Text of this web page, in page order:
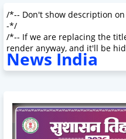
/*-- Don't show description
-*/
/*-- If we are replacing the
render anyway, and it'll be
News India